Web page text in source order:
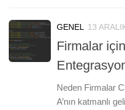
GENEL 13
Firmalar
Neden Firmalar
A’nın katmanlı